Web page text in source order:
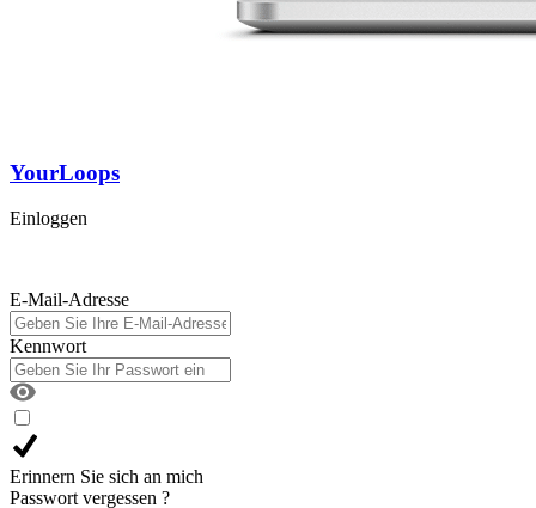
YourLoops
Einloggen
E-Mail-Adresse
Kennwort
Erinnern Sie sich an mich
Passwort vergessen ?